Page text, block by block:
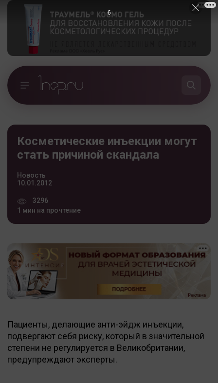
Косметические инъекции могут
стать причиной скандала
Новость
10.01.2012
3296
1 мин на прочтение
Пациенты, делающие анти-эйдж инъекции,
подвергают себя риску, который в значительной
степени не регулируется в Великобритании,
предупреждают эксперты.
5